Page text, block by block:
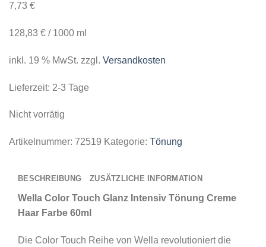
7,73 €
128,83 € / 1000 ml
inkl. 19 % MwSt. zzgl. Versandkosten
Lieferzeit: 2-3 Tage
Nicht vorrätig
Artikelnummer: 72519 Kategorie: Tönung
BESCHREIBUNG ZUSÄTZLICHE INFORMATION
Wella Color Touch Glanz Intensiv Tönung Creme
Haar Farbe 60ml
Die Color Touch Reihe von Wella revolutioniert die